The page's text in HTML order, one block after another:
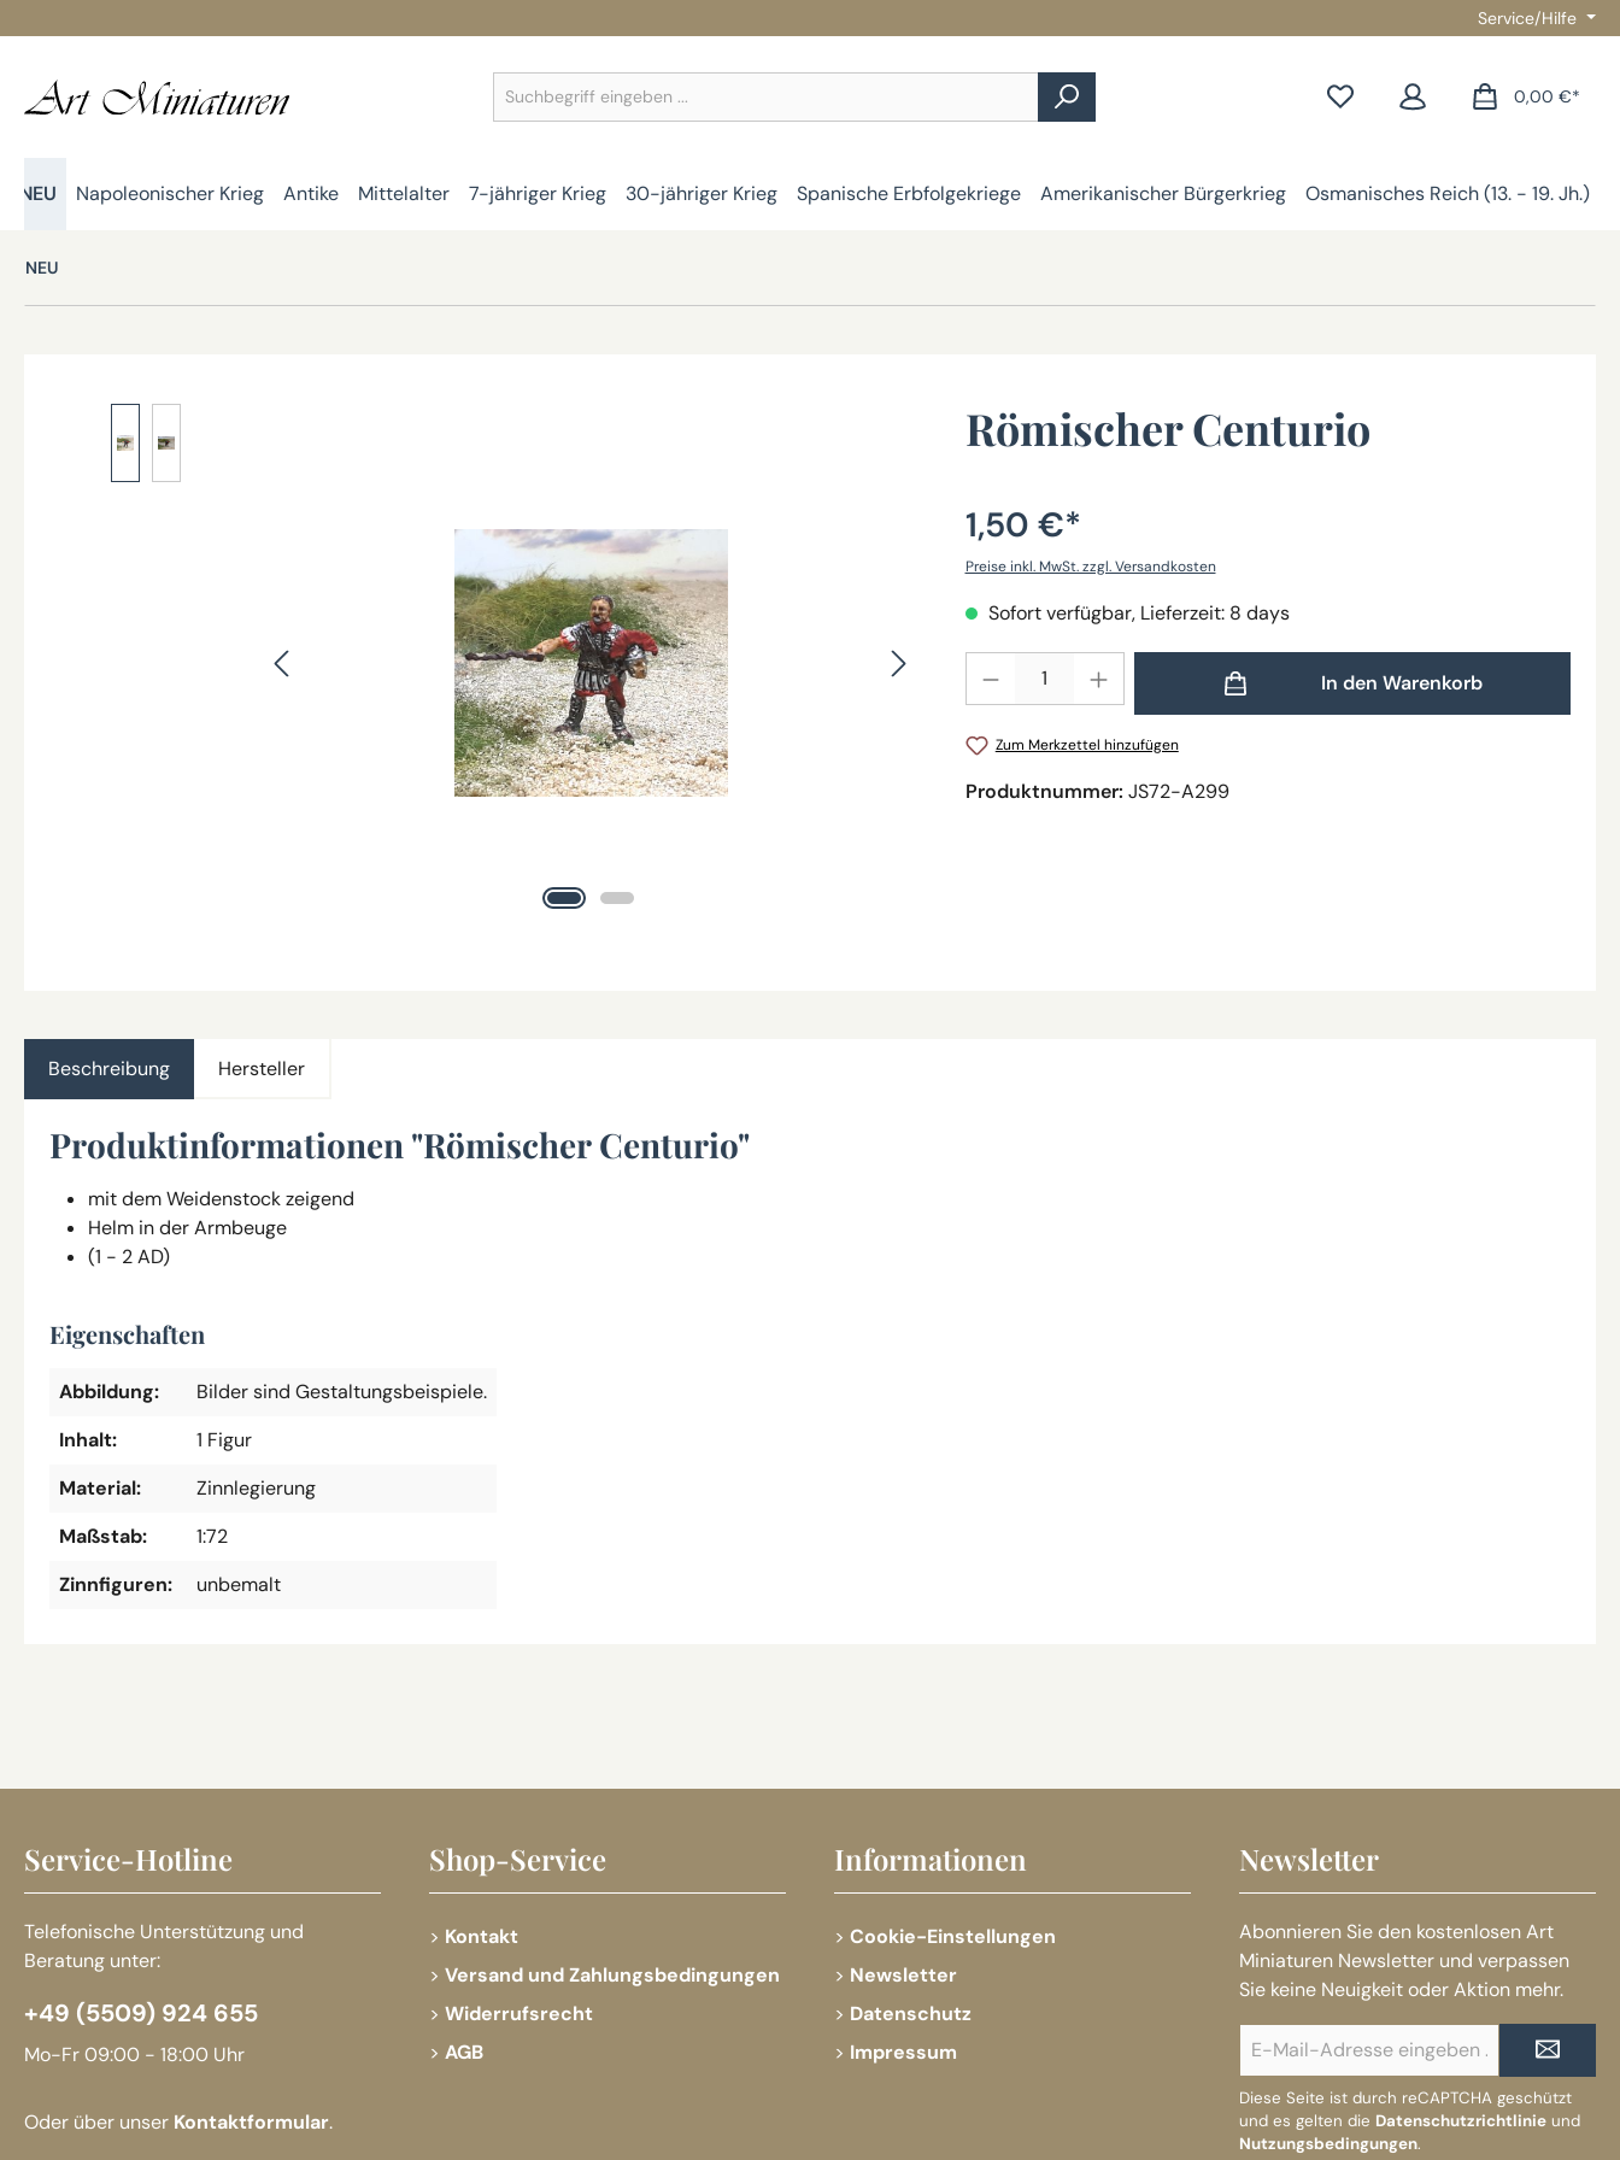
Service/Hilfe
0,00 €*
NEU Napoleonischer Krieg Antike Mittelalter 7-jähriger Krieg 30-jähriger Krieg Spanische Erbfolgekriege Amerikanischer Bürgerkrieg Osmanisches Reich (13. - 19. Jh.)
NEU
Römischer Centurio
1,50 €*
Preise inkl. MwSt. zzgl. Versandkosten
Sofort verfügbar, Lieferzeit: 8 days
In den Warenkorb
Zum Merkzettel hinzufügen
Produktnummer: JS72-A299
Beschreibung Hersteller
Produktinformationen "Römischer Centurio"
mit dem Weidenstock zeigend
Helm in der Armbeuge
(1 - 2 AD)
Eigenschaften
Abbildung:
Bilder sind Gestaltungsbeispiele.
Inhalt:
1 Figur
Material:
Zinnlegierung
Maßstab:
1:72
Zinnfiguren:
unbemalt
Service-Hotline
Telefonische Unterstützung und
Beratung unter:
+49 (5509) 924 655
Mo-Fr 09:00 - 18:00 Uhr
Oder über unser Kontaktformular.
Shop-Service
Kontakt
Versand und Zahlungsbedingungen
Widerrufsrecht
AGB
Informationen
Cookie-Einstellungen
Newsletter
Datenschutz
Impressum
Newsletter
Abonnieren Sie den kostenlosen Art
Miniaturen Newsletter und verpassen
Sie keine Neuigkeit oder Aktion mehr.
Mail-
Adresse*
Diese Seite ist durch reCAPTCHA geschützt
und es gelten die Datenschutzrichtlinie und
Nutzungsbedingungen.